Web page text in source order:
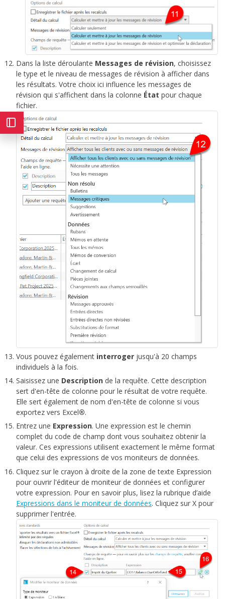
Dans la liste déroulante Messages de révision, choisissez
le type et le niveau de messages de révision à afficher dans
les résultats. Votre choix ici influence les messages de
révision qui s'affichent dans la colonne État pour chaque
fichier.
Vous pouvez également interroger jusqu'à 20 champs
individuels à la fois.
Saisissez une Description de la requête. Cette description
sert d'en-tête de colonne pour le résultat de votre requête.
Elle sert également de nom d'en-tête de colonne si vous
exportez vers Excel®.
Entrez une Expression. Une expression est le chemin
complet du code de champ dont vous souhaitez obtenir la
valeur. Ces expressions utilisent exactement le même format
que celui des expressions de vos moniteurs de données.
Cliquez sur le crayon à droite de la zone de texte Expression
pour ouvrir l'éditeur de moniteur de données et configurer
votre expression. Pour en savoir plus, lisez la rubrique d’aide
Expressions dans le moniteur de données. Cliquez sur X pour
supprimer l'entrée.